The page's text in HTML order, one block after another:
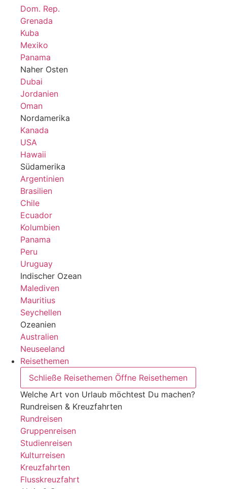
Dom. Rep.
Grenada
Kuba
Mexiko
Panama
Naher Osten
Dubai
Jordanien
Oman
Nordamerika
Kanada
USA
Hawaii
Südamerika
Argentinien
Brasilien
Chile
Ecuador
Kolumbien
Panama
Peru
Uruguay
Indischer Ozean
Malediven
Mauritius
Seychellen
Ozeanien
Australien
Neuseeland
Reisethemen
Schließe Reisethemen Öffne Reisethemen
Welche Art von Urlaub möchtest Du machen?
Rundreisen & Kreuzfahrten
Rundreisen
Gruppenreisen
Studienreisen
Kulturreisen
Kreuzfahrten
Flusskreuzfahrt